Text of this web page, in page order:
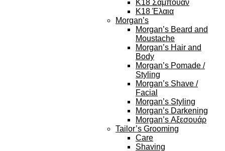
K18 Σαμπουάν
K18 Έλαια
Morgan’s
Morgan’s Beard and
Moustache
Morgan’s Hair and
Body
Morgan’s Pomade /
Styling
Morgan’s Shave /
Facial
Morgan’s Styling
Morgan’s Darkening
Morgan’s Αξεσουάρ
Tailor’s Grooming
Care
Shaving